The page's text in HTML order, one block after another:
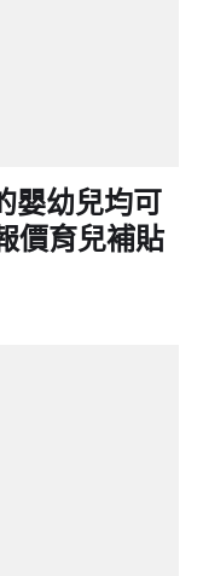
嬰幼兒均可
價育兒補貼